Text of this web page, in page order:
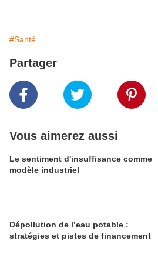
#Santé
Partager
Vous aimerez aussi
Le sentiment d'insuffisance comme
modèle industriel
Dépollution de l’eau potable :
stratégies et pistes de financement